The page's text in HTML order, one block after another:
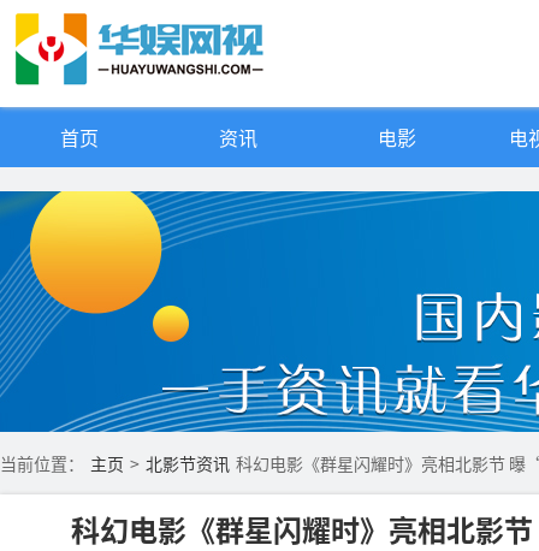
首页 资讯 电影 电
当前位置： 主页 > 北影节资讯 科幻电影《群星闪耀时》亮相北影节
科幻电影《群星闪耀时》亮相北影